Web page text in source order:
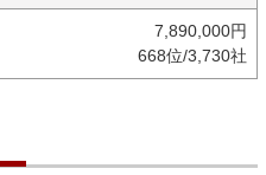
7,890,000円
668位/3,730社